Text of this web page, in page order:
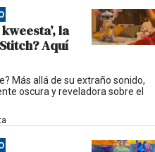
la
Aquí
Más allá de su extraño sonido,
oscura y reveladora sobre el